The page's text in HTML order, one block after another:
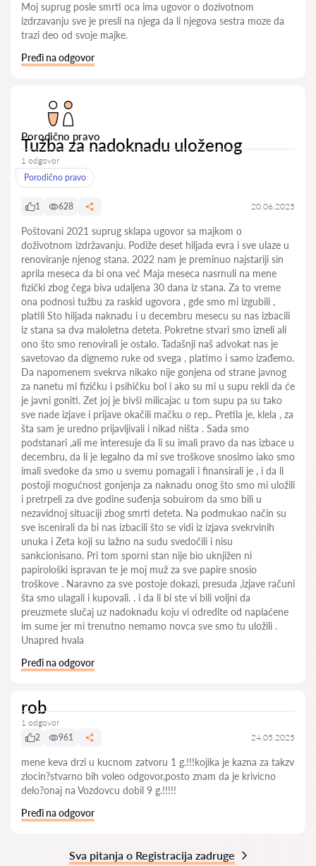
Moj suprug posle smrti oca ima ugovor o dozivotnom
izdrzavanju sve je presli na njega da li njegova sestra moze da
trazi deo od svoje majke.
Pređi na odgovor
Porodično pravo
Tužba za nadoknadu uloženog
1 odgovor
Porodično pravo
1 628 20.06.2025
Poštovani 2021 suprug sklapa ugovor sa majkom o
doživotnom izdržavanju. Podiže deset hiljada evra i sve ulaze u
renoviranje njenog stana. 2022 nam je preminuo najstariji sin
aprila meseca da bi ona već Maja meseca nasrnuli na mene
fizički zbog čega biva udaljena 30 dana iz stana. Za to vreme
ona podnosi tužbu za raskid ugovora , gde smo mi izgubili ,
platili Sto hiljada naknadu i u decembru mesecu su nas izbacili
iz stana sa dva maloletna deteta. Pokretne stvari smo izneli ali
ono što smo renovirali je ostalo. Tadašnji naš advokat nas je
savetovao da dignemo ruke od svega , platimo i samo izađemo.
Da napomenem svekrva nikako nije gonjena od strane javnog
za nanetu mi fizičku i psihičku bol i ako su mi u supu rekli da će
je javni goniti. Zet joj je bivši milicajac u tom supu pa su tako
sve nade izjave i prijave okačili mačku o rep.. Pretila je, klela , za
šta sam je uredno prijavljivali i nikad ništa . Sada smo
podstanari ,ali me interesuje da li su imali pravo da nas izbace u
decembru, da li je legalno da mi sve troškove snosimo iako smo
imali svedoke da smo u svemu pomagali i finansirali je , i da li
postoji mogućnost gonjenja za naknadu onog što smo mi uložili
i pretrpeli za dve godine suđenja sobuirom da smo bili u
nezavidnoj situaciji zbog smrti deteta. Na podmukao način su
sve iscenirali da bi nas izbacili što se vidi iz izjava svekrvinih
unuka i Zeta koji su lažno na sudu svedočili i nisu
sankcionisano. Pri tom sporni stan nije bio uknjižen ni
papirološki ispravan te je moj muž za sve papire snosio
troškove . Naravno za sve postoje dokazi, presuda ,izjave računi
šta smo ulagali i kupovali. . i da li bi ste vi bili voljni da
preuzmete slučaj uz nadoknadu koju vi odredite od naplaćene
im sume jer mi trenutno nemamo novca sve smo tu uložili .
Unapred hvala
Pređi na odgovor
rob
1 odgovor
2
961 24.05.2025
mene keva drzi u kucnom zatvoru 1 g.!!!kojika je kazna za takzv
zlocin?stvarno bih voleo odgovor,posto znam da je krivicno
delo?onaj na Vozdovcu dobil 9 g.!!!!!
Pređi na odgovor
Sva pitanja o Registracija zadruge